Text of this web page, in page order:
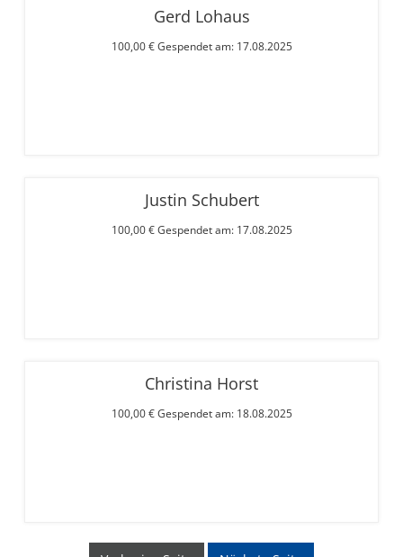
Gerd Lohaus
100,00 € Gespendet am: 17.08.2025
Justin Schubert
100,00 € Gespendet am: 17.08.2025
Christina Horst
100,00 € Gespendet am: 18.08.2025